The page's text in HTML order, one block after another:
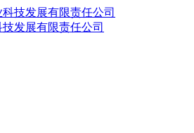
发展有限责任公司